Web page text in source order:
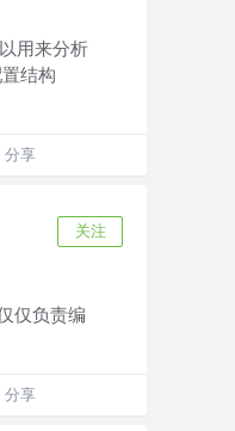
用来分析
结构
分享
关注
仅负责编
分享